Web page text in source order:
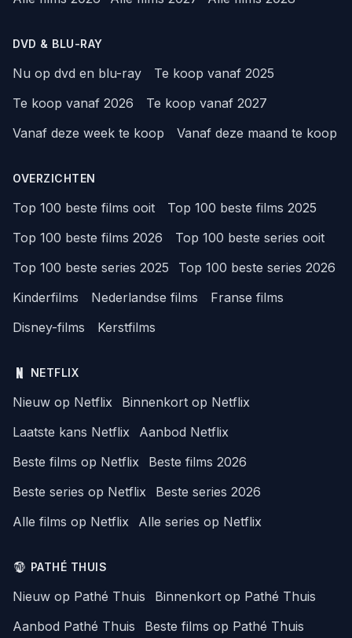
DVD & BLU-RAY
Nu op dvd en blu-ray
Te koop vanaf 2025
Te koop vanaf 2026
Te koop vanaf 2027
Vanaf deze week te koop
Vanaf deze maand te koop
OVERZICHTEN
Top 100 beste films ooit
Top 100 beste films 2025
Top 100 beste films 2026
Top 100 beste series ooit
Top 100 beste series 2025
Top 100 beste series 2026
Kinderfilms
Nederlandse films
Franse films
Disney-films
Kerstfilms
NETFLIX
Nieuw op Netflix
Binnenkort op Netflix
Laatste kans Netflix
Aanbod Netflix
Beste films op Netflix
Beste films 2026
Beste series op Netflix
Beste series 2026
Alle films op Netflix
Alle series op Netflix
PATHÉ THUIS
Nieuw op Pathé Thuis
Binnenkort op Pathé Thuis
Aanbod Pathé Thuis
Beste films op Pathé Thuis